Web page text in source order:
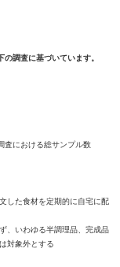
調査に基づいています。
査における総サンプル数
した食材を定期的に自宅に配
、いわゆる半調理品、完成品
対象外とする